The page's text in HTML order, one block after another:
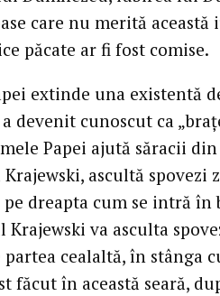
care nu merită această
păcate ar fi fost comise.
extinde una existentă
devenit cunoscut ca
Papei ajută săracii din
ascultă spovezi
dreapta cum se intră în
va asculta
cealaltă, în stânga
făcut în această seară,